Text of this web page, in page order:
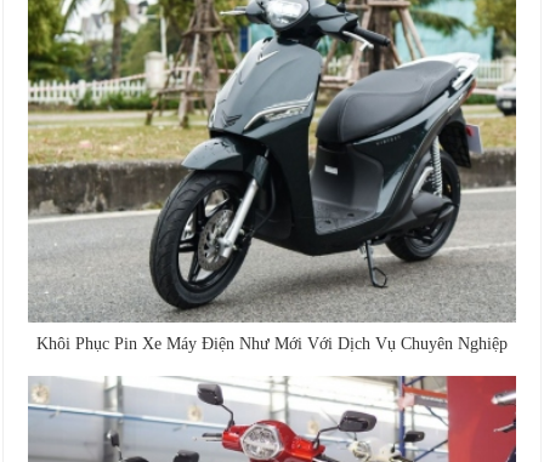
Khôi Phục Pin Xe Máy Điện Như Mới Với Dịch Vụ Chuyên Nghiệp